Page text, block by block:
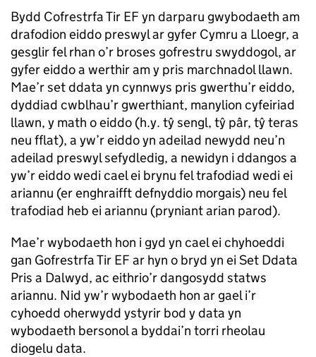
Bydd Cofrestrfa Tir EF yn darparu gwybodaeth am
drafodion eiddo preswyl ar gyfer Cymru a Lloegr, a
gesglir fel rhan o’r broses gofrestru swyddogol, ar
gyfer eiddo a werthir am y pris marchnadol llawn.
Mae’r set ddata yn cynnwys pris gwerthu’r eiddo,
dyddiad cwblhau’r gwerthiant, manylion cyfeiriad
llawn, y math o eiddo (h.y. tŷ sengl, tŷ pâr, tŷ teras
neu fflat), a yw’r eiddo yn adeilad newydd neu’n
adeilad preswyl sefydledig, a newidyn i ddangos a
yw’r eiddo wedi cael ei brynu fel trafodiad wedi ei
ariannu (er enghraifft defnyddio morgais) neu fel
trafodiad heb ei ariannu (pryniant arian parod).
Mae’r wybodaeth hon i gyd yn cael ei chyhoeddi
gan Gofrestrfa Tir EF ar hyn o bryd yn ei Set Ddata
Pris a Dalwyd, ac eithrio’r dangosydd statws
ariannu. Nid yw’r wybodaeth hon ar gael i’r
cyhoedd oherwydd ystyrir bod y data yn
wybodaeth bersonol a byddai’n torri rheolau
diogelu data.